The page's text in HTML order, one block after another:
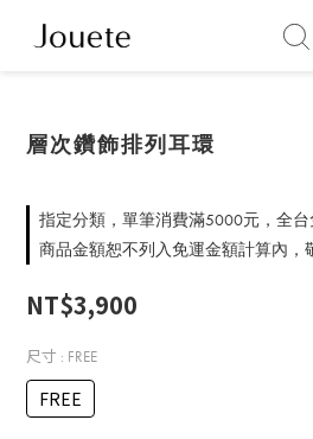
層次鑽飾排列耳環
指定分類，單筆消費滿5000元，全
商品金額恕不列入免運金額計算內，
NT$3,900
尺寸 : FREE
FREE